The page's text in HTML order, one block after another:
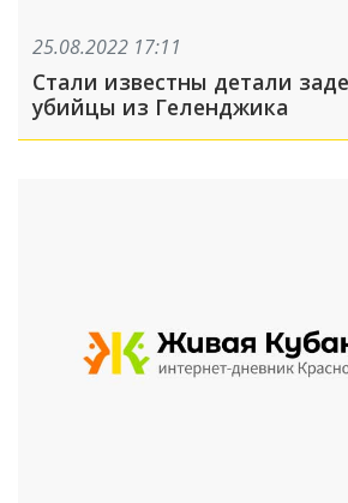
25.08.2022 17:11
Стали известны детали
убийцы из Геленджика